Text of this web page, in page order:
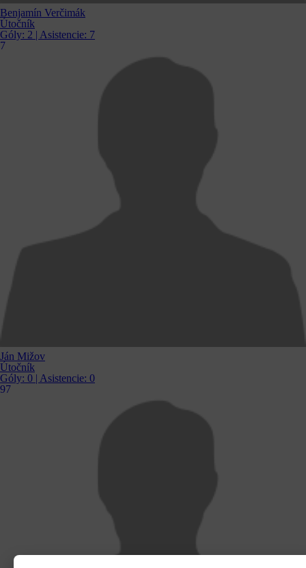
Benjamín Verčimák
Útočník
Góly: 2 | Asistencie: 7
7
Ján Mižov
Útočník
Góly: 0 | Asistencie: 0
97